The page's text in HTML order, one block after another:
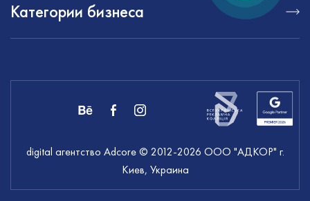
Категории бизнеса
digital агентство Adcore© 2012-2026 ООО "АДКОР" г.
Киев, Украина